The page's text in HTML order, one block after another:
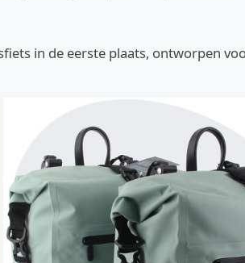
in de eerste plaats, ontworpen